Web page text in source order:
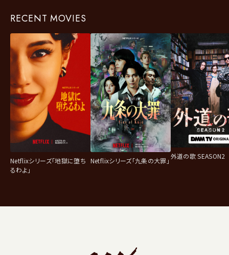
RECENT MOVIES
Netflixシリーズ「地獄に堕ち
るわよ」
Netflixシリーズ「九条の大罪」
外道の歌 SEASON2